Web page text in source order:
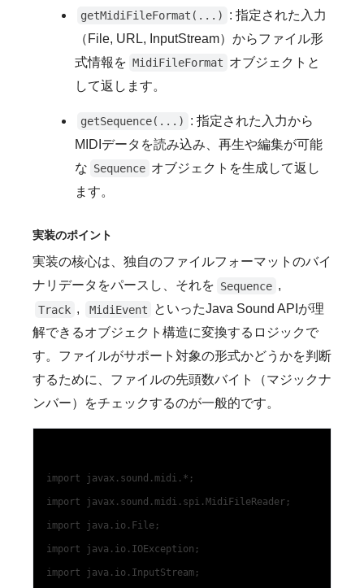
getMidiFileFormat(...)
: 指定された入力
（File, URL, InputStream）からファイル形
式情報を MidiFileFormat オブジェクトと
して返します。
getSequence(...)
: 指定された入力から
MIDIデータを読み込み、再生や編集が可能
な Sequence オブジェクトを生成して返し
ます。
実装のポイント
実装の核心は、独自のファイルフォーマットのバイ
ナリデータをパースし、それを Sequence ,
Track , MidiEvent
といったJava Sound APIが理
解できるオブジェクト構造に変換するロジックで
す。ファイルがサポート対象の形式かどうかを判断
するために、ファイルの先頭数バイト（マジックナ
ンバー）をチェックするのが一般的です。
import javax.sound.midi.*;
import javax.sound.midi.spi.MidiFileReader;
import java.io.File;
import java.io.IOException;
import java.io.InputStream;